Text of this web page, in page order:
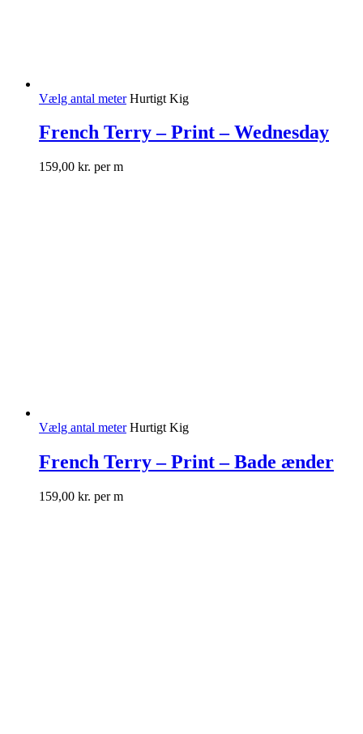
Vælg antal meter Hurtigt Kig
French Terry – Print – Wednesday
159,00 kr. per m
Vælg antal meter Hurtigt Kig
French Terry – Print – Bade ænder
159,00 kr. per m